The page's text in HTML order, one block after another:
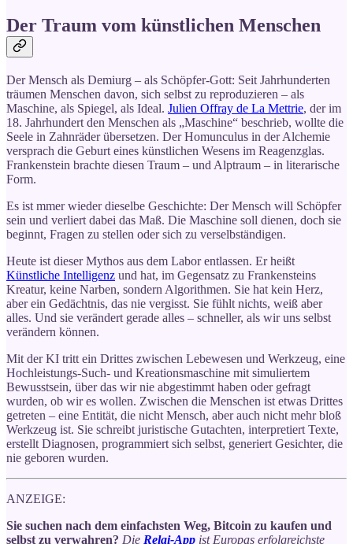
Der Traum vom künstlichen Menschen
Der Mensch als Demiurg – als Schöpfer-Gott: Seit Jahrhunderten
träumen Menschen davon, sich selbst zu reproduzieren – als
Maschine, als Spiegel, als Ideal. Julien Offray de La Mettrie, der im
18. Jahrhundert den Menschen als „Maschine“ beschrieb, wollte die
Seele in Zahnräder übersetzen. Der Homunculus in der Alchemie
versprach die Geburt eines künstlichen Wesens im Reagenzglas.
Frankenstein brachte diesen Traum – und Alptraum – in literarische
Form.
Es ist mmer wieder dieselbe Geschichte: Der Mensch will Schöpfer
sein und verliert dabei das Maß. Die Maschine soll dienen, doch sie
beginnt, Fragen zu stellen oder sich zu verselbständigen.
Heute ist dieser Mythos aus dem Labor entlassen. Er heißt
Künstliche Intelligenz und hat, im Gegensatz zu Frankensteins
Kreatur, keine Narben, sondern Algorithmen. Sie hat kein Herz,
aber ein Gedächtnis, das nie vergisst. Sie fühlt nichts, weiß aber
alles. Und sie verändert gerade alles – schneller, als wir uns selbst
verändern können.
Mit der KI tritt ein Drittes zwischen Lebewesen und Werkzeug, eine
Hochleistungs-Such- und Kreationsmaschine mit simuliertem
Bewusstsein, über das wir nie abgestimmt haben oder gefragt
wurden, ob wir es wollen. Zwischen die Menschen ist etwas Drittes
getreten – eine Entität, die nicht Mensch, aber auch nicht mehr bloß
Werkzeug ist. Sie schreibt juristische Gutachten, interpretiert Texte,
erstellt Diagnosen, programmiert sich selbst, generiert Gesichter, die
nie geboren wurden.
ANZEIGE:
Sie suchen nach dem einfachsten Weg, Bitcoin zu kaufen und
selbst zu verwahren? Die Relai-App ist Europas erfolgreichste